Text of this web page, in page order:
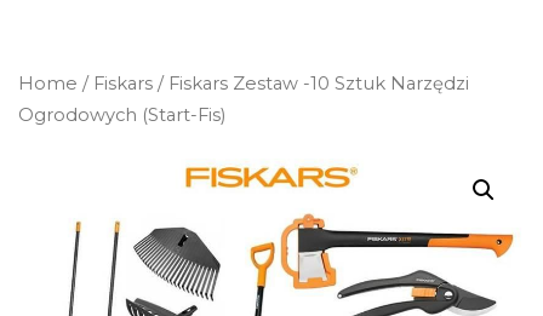
Home / Fiskars / Fiskars Zestaw -10 Sztuk Narzędzi
Ogrodowych (Start-Fis)